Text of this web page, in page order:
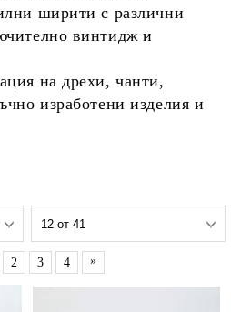
ширити с различни
винтидж и
на дрехи, чанти,
изработени изделия и
2 3 4 »